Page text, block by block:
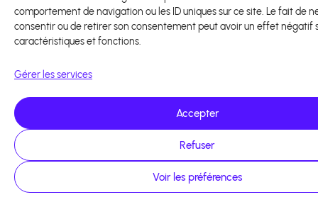
comportement de navigation ou les ID uniques sur ce site. Le fait de
consentir ou de retirer son consentement peut avoir un effet négatif
caractéristiques et fonctions.
Gérer les services
Accepter
Refuser
Voir les préférences